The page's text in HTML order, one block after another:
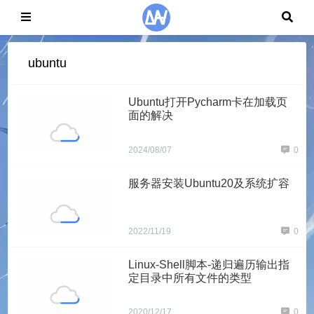
ubuntu
Ubuntu打开Pycharm卡在加载页
面的解决
2024/08/07 0
服务器安装Ubuntu20及系统扩容
2022/11/19 0
Linux-Shell脚本-递归遍历输出指
定目录中所有文件的类型